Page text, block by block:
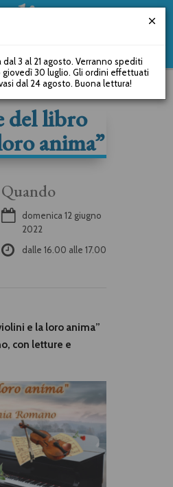
del libro
anima”
Quando
domenica 12 giugno
2022
dalle 16.00 alle 17.00
e la loro anima”
con letture e
dal 3 al 21 agosto. Verranno spediti
30 luglio. Gli ordini effettuati
dal 24 agosto. Buona lettura!